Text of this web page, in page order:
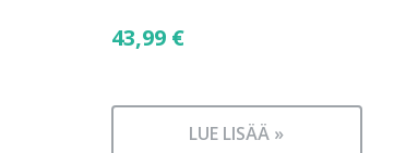
43,99 €
LUE LISÄÄ »